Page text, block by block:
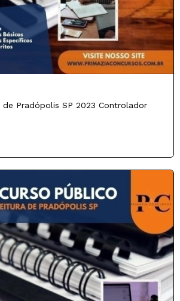
Pradópolis SP 2023 Controlador